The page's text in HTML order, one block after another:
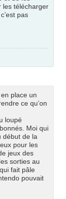
les télécharger
pas
place un
ce qu’on
loupé
Moi qui
début de la
pour les
jeux des
sorties au
fait pâle
pouvait